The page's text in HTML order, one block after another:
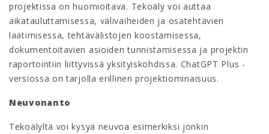
projektissa on huomioitava. Tekoäly voi auttaa
aikatauluttamisessa, välivaiheiden ja osatehtävien
laatimisessa, tehtävälistojen koostamisessa,
dokumentoitavien asioiden tunnistamisessa ja projektin
raportointiin liittyvissä yksityiskohdissa. ChatGPT Plus -
versiossa on tarjolla erillinen projektiominaisuus.
Neuvonanto
Tekoälyltä voi kysyä neuvoa esimerkiksi jonkin